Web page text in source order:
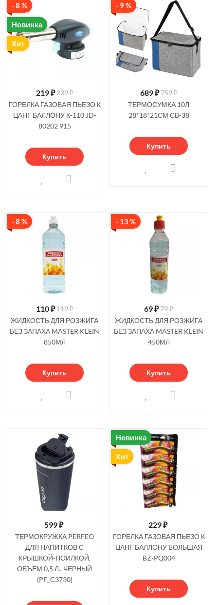
- 8 %
Новинка
Хит
219₽239 ₽
ГОРЕЛКА ГАЗОВАЯ ПЬЕЗО К
ЦАНГ БАЛЛОНУ К-110 JD-
80202 915
Купить
- 9 %
689₽759 ₽
ТЕРМОСУМКА 10Л
28*18*21СМ СВ-38
Купить
- 8 %
110₽119 ₽
ЖИДКОСТЬ ДЛЯ РОЗЖИГА
БЕЗ ЗАПАХА MASTER KLEIN
850МЛ
Купить
- 13 %
69₽79 ₽
ЖИДКОСТЬ ДЛЯ РОЗЖИГА
БЕЗ ЗАПАХА MASTER KLEIN
450МЛ
Купить
599₽
ТЕРМОКРУЖКА PERFEO
ДЛЯ НАПИТКОВ С
КРЫШКОЙ-ПОИЛКОЙ,
ОБЪЕМ 0,5 Л., ЧЕРНЫЙ
(PF_C3730)
Новинка
Хит
229₽
ГОРЕЛКА ГАЗОВАЯ ПЬЕЗО К
ЦАНГ БАЛЛОНУ БОЛЬШАЯ
BZ-PQ004
Купить